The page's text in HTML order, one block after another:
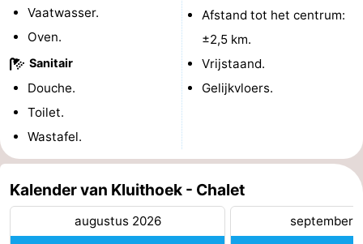
Oranjezon
Oostkapelle
-
Natuur
de
Mantelingen
-
Domburg
-
Westkapelle
Natuur
Walcherse
bos
-
Dishoek
-
Vlissingen
-
Vaatwasser.
Oven.
Sanitair
Douche.
Toilet.
Wastafel.
Afstand tot het centrum:
±2,5 km.
Vrijstaand.
Gelijkvloers.
Kalender van Kluithoek - Chalet
augustus 2026 september